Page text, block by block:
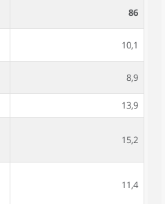
86
10,1
8,9
13,9
15,2
11,4